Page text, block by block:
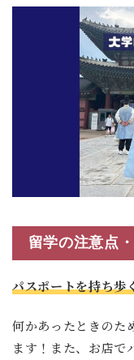
留学の注意点
パスポートを持ち歩
何かあったときのた
ます！また、お店で